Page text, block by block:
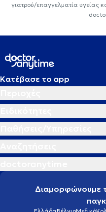
γιατρού/επαγγελματία υγείας
Κατέβασε το app
Διαμορφώνουμε